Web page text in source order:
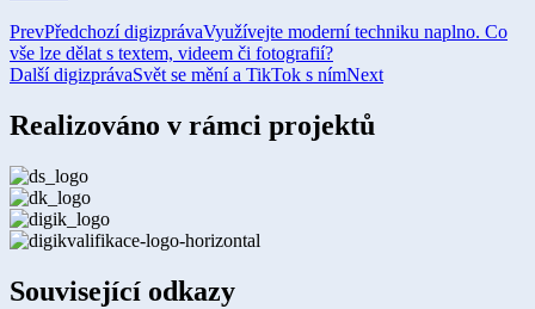
PrevPředchozí digizprávaVyužívejte moderní techniku naplno. Co
vše lze dělat s textem, videem či fotografií?
Další digizprávaSvět se mění a TikTok s nímNext
Realizováno v rámci projektů
Související odkazy